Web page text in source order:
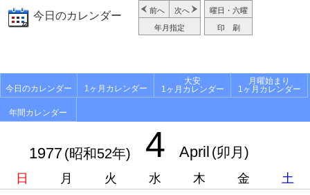
今日のカレンダー 前へ 次へ
年月指定
曜日・六曜
印 刷
今日のカレンダー 1ヶ月カレンダー
大安
1ヶ月カレンダー
月曜始まり
1ヶ月カレンダー
年間カレンダー
1977(昭和52年) 4 April (卯月)
日 月 火 水 木 金 土